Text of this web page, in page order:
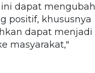
ini dapat mengubah
positif, khususnya
dapat menjadi
masyarakat,"